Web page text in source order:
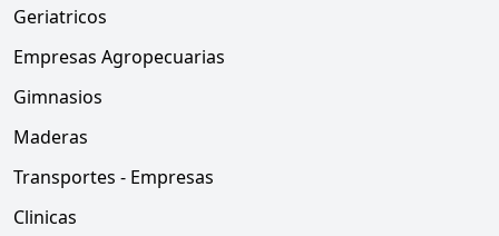
Geriatricos
Empresas Agropecuarias
Gimnasios
Maderas
Transportes - Empresas
Clinicas